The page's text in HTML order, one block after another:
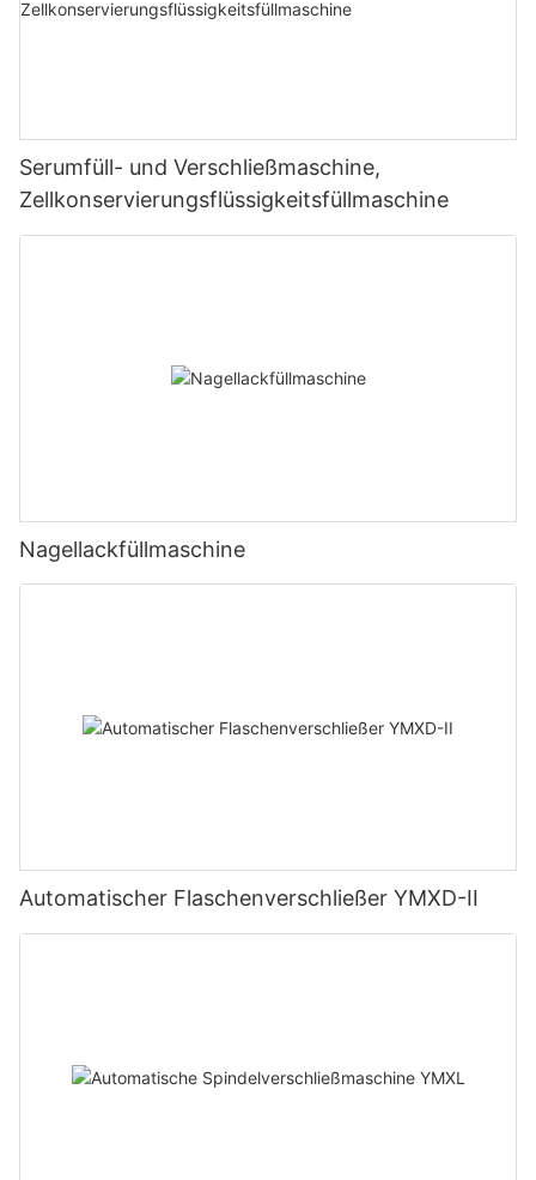
Serumfüll- und Verschließmaschine,
Zellkonservierungsflüssigkeitsfüllmaschine
Nagellackfüllmaschine
Automatischer Flaschenverschließer YMXD-II